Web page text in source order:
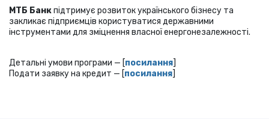
МТБ Банкпідтримує розвиток українського бізнесу та
закликає підприємців користуватися державними
інструментами для зміцнення власної енергонезалежності.
Детальні умови програми — [посилання]
Подати заявку на кредит — [посилання]